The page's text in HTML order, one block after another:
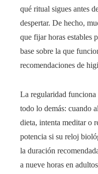
qué ritual sigues antes
despertar. De hecho,
que fijar horas estables
base sobre la que
recomendaciones de
La regularidad funciona
todo lo demás: cuando
dieta, intenta meditar o
potencia si su reloj
la duración
a nueve horas en